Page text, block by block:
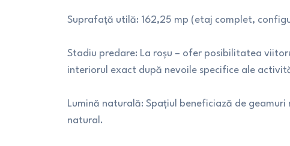
Suprafață utilă: 162,25 mp (etaj complet,
Stadiu predare: La roșu – ofer posibilitatea
interiorul exact după nevoile specifice ale
Lumină naturală: Spațiul beneficiază de
natural.